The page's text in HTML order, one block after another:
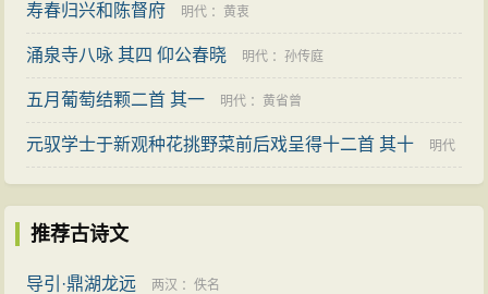
寿春归兴和陈督府 明代 ：黄衷
涌泉寺八咏 其四 仰公春晓 明代 ：孙传庭
五月葡萄结颗二首 其一 明代 ：黄省曾
元驭学士于新观种花挑野菜前后戏呈得十二首 其十 明代
推荐古诗文
导引·鼎湖龙远 两汉 ：佚名